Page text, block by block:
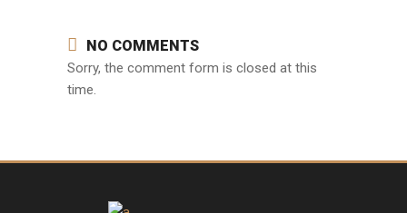
NO COMMENTS
Sorry, the comment form is closed at this
time.